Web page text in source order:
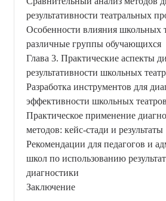
результативности театральных
Особенности влияния школьных
различные группы обучающихся
Глава 3. Практические аспекты
результативности школьных
Разработка инструментов для
эффективности школьных театров
Практическое применение
методов: кейс-стади и результаты
Рекомендации для педагогов и
школ по использованию
диагностики
Заключение